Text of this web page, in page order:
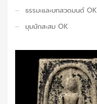
ธรรมะและบทสวดมนต์ OK
มุมนักสะสม OK